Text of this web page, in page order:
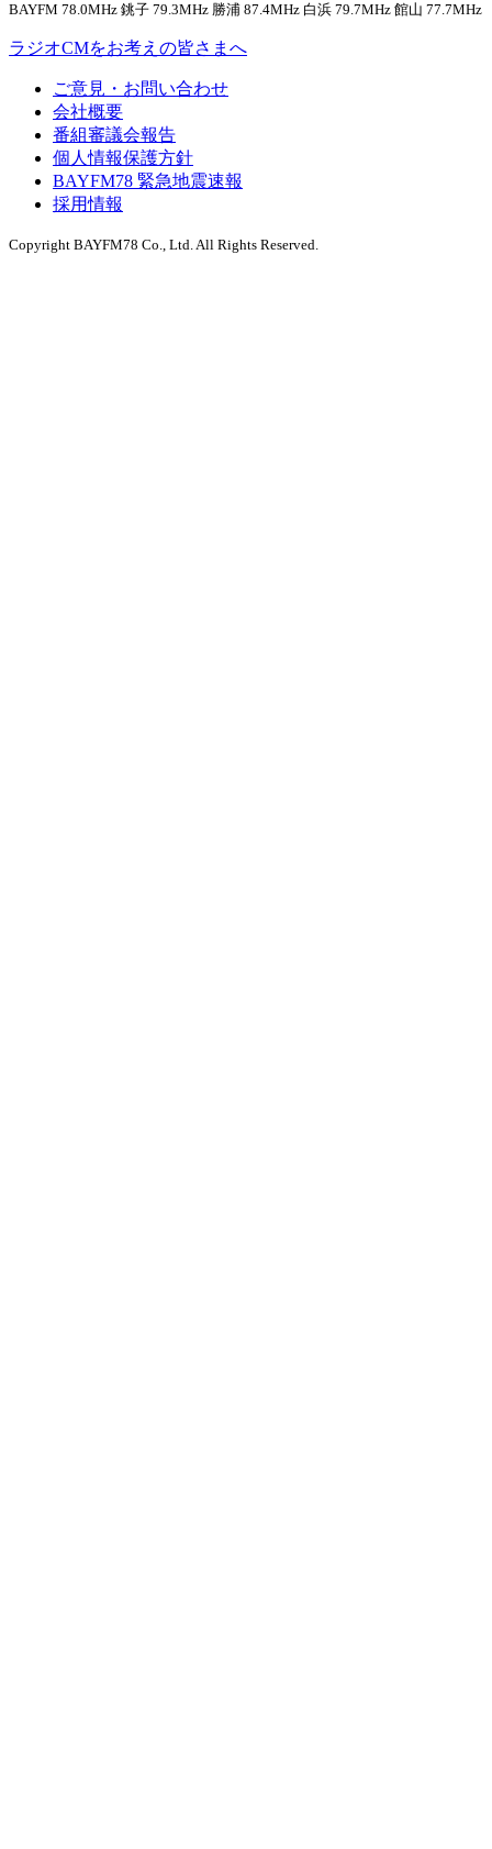
BAYFM 78.0MHz 銚子 79.3MHz 勝浦 87.4MHz 白浜 79.7MHz 館山 77.7MHz
ラジオCMをお考えの皆さまへ
ご意見・お問い合わせ
会社概要
番組審議会報告
個人情報保護方針
BAYFM78 緊急地震速報
採用情報
Copyright BAYFM78 Co., Ltd. All Rights Reserved.